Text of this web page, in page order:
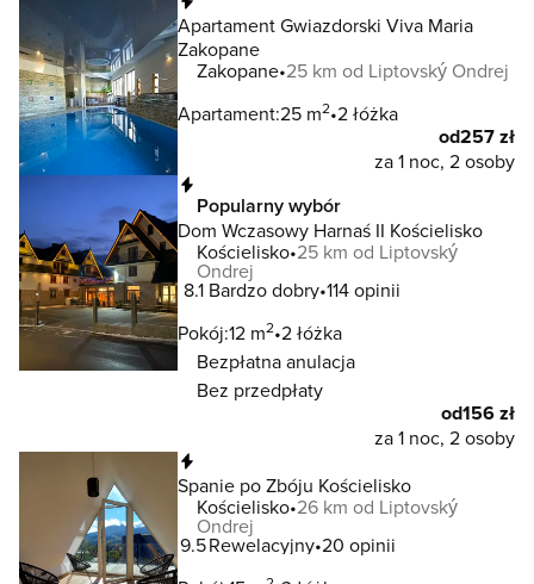
Apartament Gwiazdorski Viva Maria
Zakopane
Zakopane 25 km od Liptovský Ondrej
Apartament:25 m2 2 łóżka
od257 zł
za 1 noc, 2 osoby
Popularny wybór
Dom Wczasowy Harnaś II Kościelisko
Kościelisko 25 km od Liptovský
Ondrej
8.1 Bardzo dobry 114 opinii
Pokój:12 m2 2 łóżka
Bezpłatna anulacja
Bez przedpłaty
od156 zł
za 1 noc, 2 osoby
Spanie po Zbóju Kościelisko
Kościelisko 26 km od Liptovský
Ondrej
9.5Rewelacyjny 20 opinii